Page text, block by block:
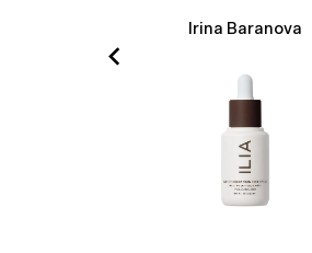
Irina Baranova